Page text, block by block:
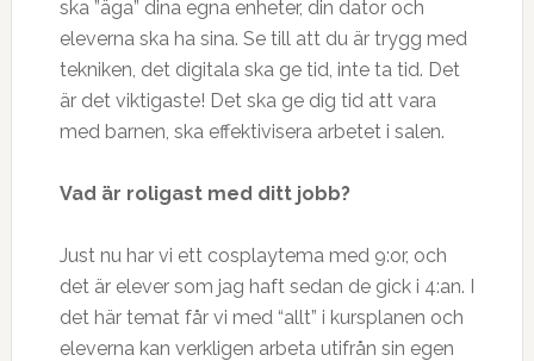
ska ”äga” dina egna enheter, din dator och
eleverna ska ha sina. Se till att du är trygg med
tekniken, det digitala ska ge tid, inte ta tid. Det
är det viktigaste! Det ska ge dig tid att vara
med barnen, ska effektivisera arbetet i salen.
Vad är roligast med ditt jobb?
Just nu har vi ett cosplaytema med 9:or, och
det är elever som jag haft sedan de gick i 4:an. I
det här temat får vi med “allt” i kursplanen och
eleverna kan verkligen arbeta utifrån sin egen